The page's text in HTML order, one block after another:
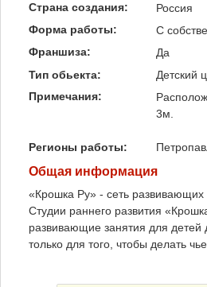
Страна создания:
Россия
Форма работы:
C
Франшиза:
Да
Тип обьекта:
Детский
Примечания:
3м.
Регионы работы:
Общая информация
«Крошка Ру» - сеть развивающих
Студии раннего развития
развивающие занятия для детей
только для того, чтобы делать